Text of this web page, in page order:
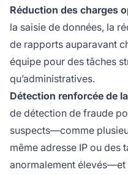
Réduction des charges
la saisie de données, la
de rapports auparavant
équipe pour des tâches
qu’administratives.
Détection renforcée de
de détection de fraude
suspects—comme
même adresse IP ou des
anormalement élevés—et